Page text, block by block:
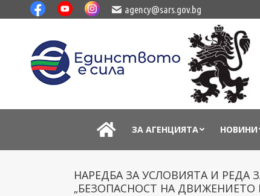
agency@sars.gov.bg
ЗА АГЕНЦИЯТА НОВИНИ
НАРЕДБА ЗА УСЛОВИЯТА И
„БЕЗОПАСНОСТ НА